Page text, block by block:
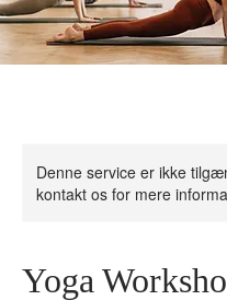
Denne service er ikke
kontakt os for mere
Yoga